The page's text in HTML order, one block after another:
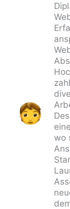
wo